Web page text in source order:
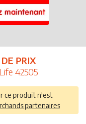
PRIX
42505
ce produit n'est
partenaires